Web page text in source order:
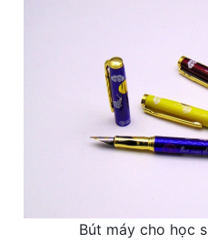
Bút máy cho học